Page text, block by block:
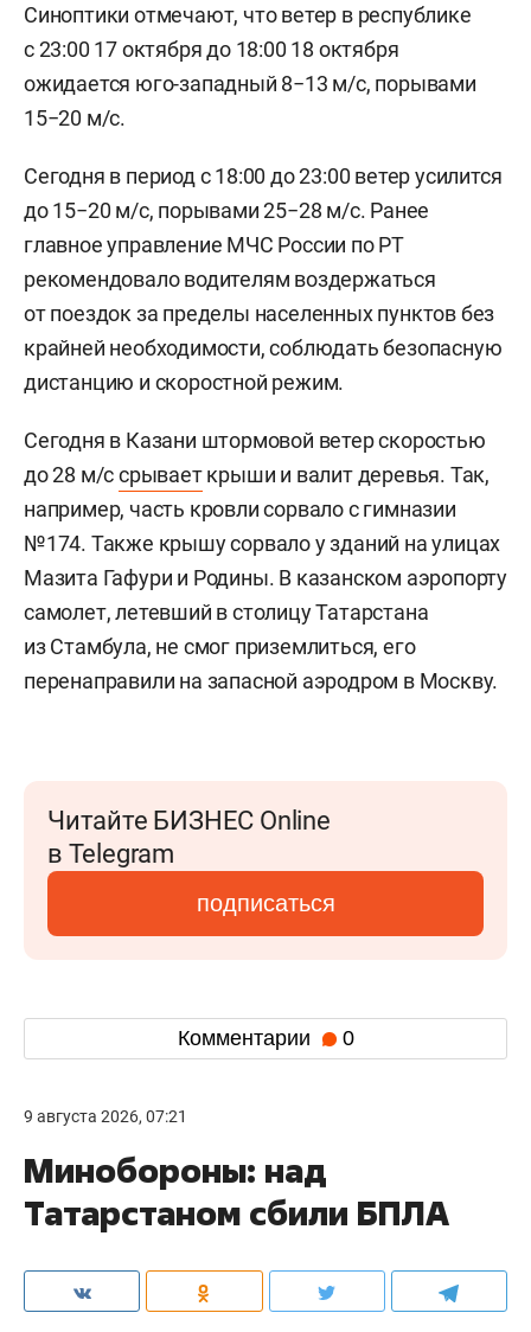
Синоптики отмечают, что ветер в республике
с 23:00 17 октября до 18:00 18 октября
ожидается юго-западный 8−13 м/с, порывами
15−20 м/с.
Сегодня в период с 18:00 до 23:00 ветер усилится
до 15−20 м/с, порывами 25−28 м/с. Ранее
главное управление МЧС России по РТ
рекомендовало водителям воздержаться
от поездок за пределы населенных пунктов без
крайней необходимости, соблюдать безопасную
дистанцию и скоростной режим.
Сегодня в Казани штормовой ветер скоростью
до 28 м/cсрываеткрыши и валит деревья. Так,
например, часть кровли сорвало с гимназии
№174. Также крышу сорвало у зданий на улицах
Мазита Гафури и Родины. В казанском аэропорту
самолет, летевший в столицу Татарстана
из Стамбула, не смог приземлиться, его
перенаправили на запасной аэродром в Москву.
Читайте БИЗНЕС Online
в Telegram
подписаться
Комментарии 0
9 августа 2026, 07:21
Минобороны: над
Татарстаном сбили БПЛА